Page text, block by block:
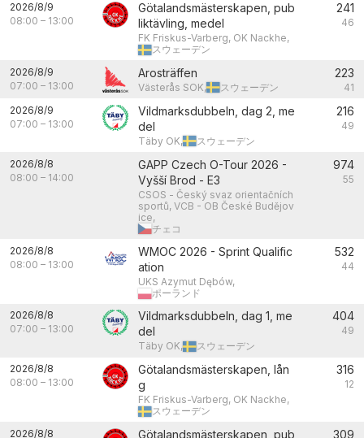
2026/8/9
08:00 – 13:00
Götalandsmästerskapen, pub
liktävling, medel
FK Friskus-Varberg, OK Nackhe,
スウェーデン
241
46
2026/8/9
07:00 – 13:00
Arosträffen
Västerås SOK, スウェーデン
223
41
2026/8/9
07:00 – 13:00
Vildmarksdubbeln, dag 2, me
del
Täby OK, スウェーデン
216
49
2026/8/8
08:00 – 14:00
GAPP Czech O-Tour 2026 -
Vyšší Brod - E3
CSOS - Český svaz orientačních
sportů, VCB - OB České Budějov
ice,
チェコ
974
55
2026/8/8
08:00 – 13:00
WMOC 2026 - Sprint Qualific
ation
UKS Azymut Dębów,
ポーランド
532
44
2026/8/8
07:00 – 13:00
Vildmarksdubbeln, dag 1, me
del
Täby OK, スウェーデン
404
49
2026/8/8
08:00 – 13:00
Götalandsmästerskapen, lån
g
FK Friskus-Varberg, OK Nackhe,
スウェーデン
316
12
2026/8/8 Götalandsmästerskapen, pub 309